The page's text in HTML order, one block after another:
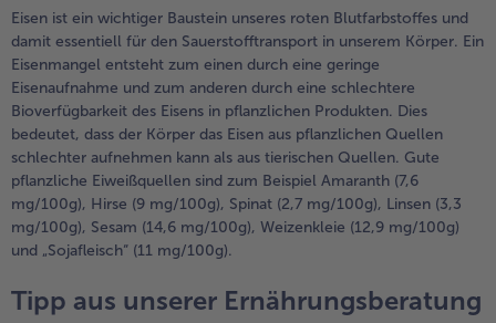
Eisen ist ein wichtiger Baustein unseres roten Blutfarbstoffes und
damit essentiell für den Sauerstofftransport in unserem Körper. Ein
Eisenmangel entsteht zum einen durch eine geringe
Eisenaufnahme und zum anderen durch eine schlechtere
Bioverfügbarkeit des Eisens in pflanzlichen Produkten. Dies
bedeutet, dass der Körper das Eisen aus pflanzlichen Quellen
schlechter aufnehmen kann als aus tierischen Quellen. Gute
pflanzliche Eiweißquellen sind zum Beispiel Amaranth (7,6
mg/100g), Hirse (9 mg/100g), Spinat (2,7 mg/100g), Linsen (3,3
mg/100g), Sesam (14,6 mg/100g), Weizenkleie (12,9 mg/100g)
und „Sojafleisch“ (11 mg/100g).
Tipp aus unserer Ernährungsberatung